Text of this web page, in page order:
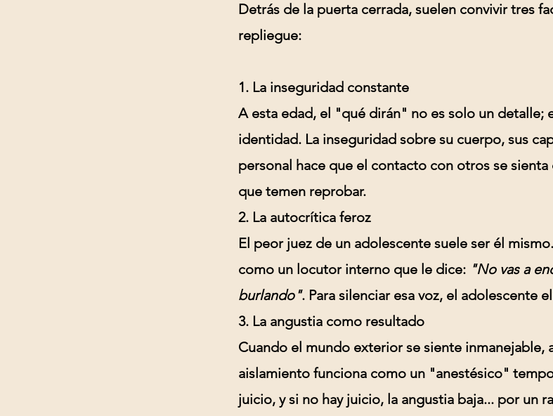
Detrás de la puerta cerrada, suelen convivir tres
repliegue:
1. La inseguridad constante
A esta edad, el "qué dirán" no es solo un detalle;
identidad. La inseguridad sobre su cuerpo, sus
personal hace que el contacto con otros se
que temen reprobar.
2. La autocrítica feroz
El peor juez de un adolescente suele ser él
como un locutor interno que le dice: "No vas a
burlando". Para silenciar esa voz, el adolescente
3. La angustia como resultado
Cuando el mundo exterior se siente inmanejable,
aislamiento funciona como un "anestésico"
juicio, y si no hay juicio, la angustia baja... por un